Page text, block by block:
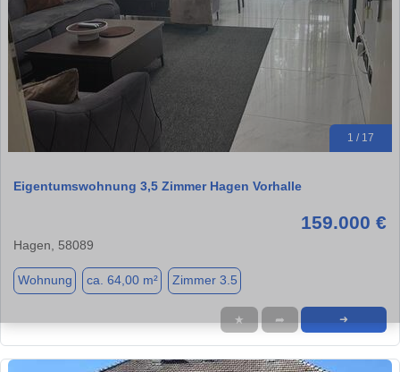
1 / 17
Eigentumswohnung 3,5 Zimmer Hagen Vorhalle
159.000 €
Hagen, 58089
Wohnung ca. 64,00 m² Zimmer 3.5
★ ➦ ➜